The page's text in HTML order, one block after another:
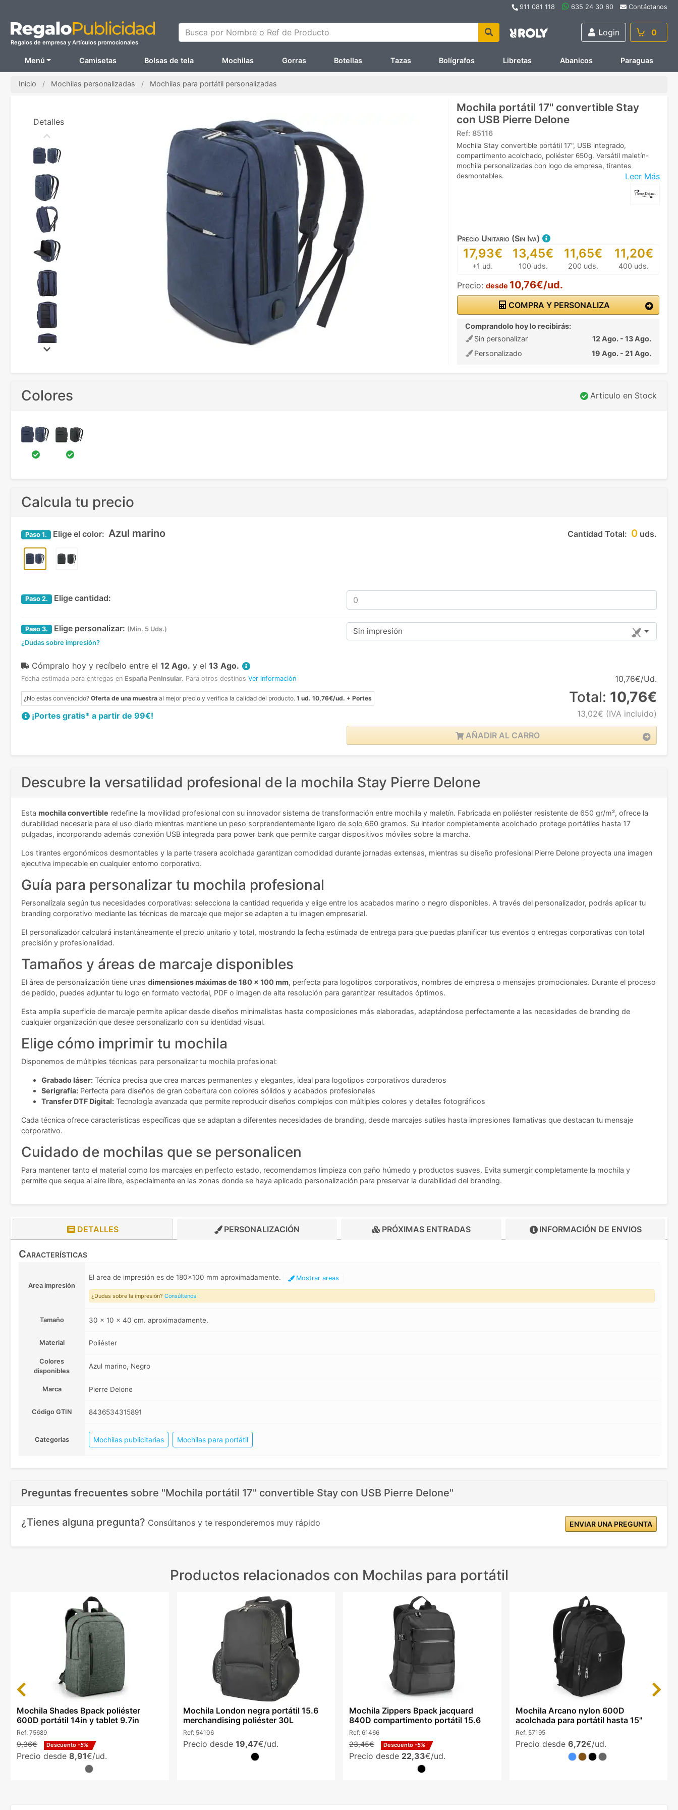
911 081 118 635 24 30 60 Contáctanos
Regalos de empresa y Artículos promocionales
Busca por Nombre o Ref de Producto Login 0
Menú Camisetas Bolsas de tela Mochilas Gorras Botellas Tazas Bolígrafos Libretas Abanicos Paraguas
Inicio Mochilas personalizadas Mochilas para portátil personalizadas
Mochila portátil 17" convertible Stay
con USB Pierre Delone
Ref: 85116
Leer Más
Mochila Stay convertible portátil 17", USB integrado,
compartimento acolchado, poliéster 650g. Versátil maletín-
mochila personalizadas con logo de empresa, tirantes
desmontables.
Precio Unitario (Sin Iva)
17,93€
+1 ud.
13,45€
100 uds.
11,65€
200 uds.
11,20€
400 uds.
Precio: desde 10,76€/ud.
COMPRA Y PERSONALIZA
Comprandolo hoy lo recibirás:
Sin personalizar
12 Ago. - 13 Ago.
Personalizado
19 Ago. - 21 Ago.
Detalles
Colores Articulo en Stock
Calcula tu precio
Cantidad Total: 0 uds.
Paso 1. Elige el color: Azul marino
Paso 2. Elige cantidad:
Paso 3. Elige personalizar: (Min. 5 Uds.)
¿Dudas sobre impresión?
Sin impresión
Cómpralo hoy y recíbelo entre el 12 Ago. y el 13 Ago.
Fecha estimada para entregas en España Peninsular. Para otros destinos Ver Información
¿No estas convencido? Oferta de una muestra al mejor precio y verifica la calidad del producto. 1 ud. 10,76€/ud. + Portes
¡Portes gratis* a partir de 99€!
10,76€/Ud.
Total: 10,76€
13,02€ (IVA incluido)
AÑADIR AL CARRO
Descubre la versatilidad profesional de la mochila Stay Pierre Delone
Esta mochila convertible redefine la movilidad profesional con su innovador sistema de transformación entre mochila y maletín. Fabricada en poliéster resistente de 650 gr/m², ofrece la
durabilidad necesaria para el uso diario mientras mantiene un peso sorprendentemente ligero de solo 660 gramos. Su interior completamente acolchado protege portátiles hasta 17
pulgadas, incorporando además conexión USB integrada para power bank que permite cargar dispositivos móviles sobre la marcha.
Los tirantes ergonómicos desmontables y la parte trasera acolchada garantizan comodidad durante jornadas extensas, mientras su diseño profesional Pierre Delone proyecta una imagen
ejecutiva impecable en cualquier entorno corporativo.
Guía para personalizar tu mochila profesional
Personalízala según tus necesidades corporativas: selecciona la cantidad requerida y elige entre los acabados marino o negro disponibles. A través del personalizador, podrás aplicar tu
branding corporativo mediante las técnicas de marcaje que mejor se adapten a tu imagen empresarial.
El personalizador calculará instantáneamente el precio unitario y total, mostrando la fecha estimada de entrega para que puedas planificar tus eventos o entregas corporativas con total
precisión y profesionalidad.
Tamaños y áreas de marcaje disponibles
El área de personalización tiene unas dimensiones máximas de 180 x 100 mm, perfecta para logotipos corporativos, nombres de empresa o mensajes promocionales. Durante el proceso
de pedido, puedes adjuntar tu logo en formato vectorial, PDF o imagen de alta resolución para garantizar resultados óptimos.
Esta amplia superficie de marcaje permite aplicar desde diseños minimalistas hasta composiciones más elaboradas, adaptándose perfectamente a las necesidades de branding de
cualquier organización que desee personalizarlo con su identidad visual.
Elige cómo imprimir tu mochila
Disponemos de múltiples técnicas para personalizar tu mochila profesional:
Grabado láser: Técnica precisa que crea marcas permanentes y elegantes, ideal para logotipos corporativos duraderos
Serigrafía: Perfecta para diseños de gran cobertura con colores sólidos y acabados profesionales
Transfer DTF Digital: Tecnología avanzada que permite reproducir diseños complejos con múltiples colores y detalles fotográficos
Cada técnica ofrece características específicas que se adaptan a diferentes necesidades de branding, desde marcajes sutiles hasta impresiones llamativas que destacan tu mensaje
corporativo.
Cuidado de mochilas que se personalicen
Para mantener tanto el material como los marcajes en perfecto estado, recomendamos limpieza con paño húmedo y productos suaves. Evita sumergir completamente la mochila y
permite que seque al aire libre, especialmente en las zonas donde se haya aplicado personalización para preservar la durabilidad del branding.
DETALLES PERSONALIZACIÓN PRÓXIMAS ENTRADAS INFORMACIÓN DE ENVIOS
Características
Area impresión
El area de impresión es de 180x100 mm aproximadamente. Mostrar areas
¿Dudas sobre la impresión? Consúltenos
Tamaño 30 x 10 x 40 cm. aproximadamente.
Material Poliéster
Colores
disponibles
Azul marino, Negro
Marca Pierre Delone
Código GTIN 8436534315891
Categorias Mochilas publicitarias Mochilas para portátil
Preguntas frecuentes sobre "Mochila portátil 17" convertible Stay con USB Pierre Delone"
¿Tienes alguna pregunta? Consúltanos y te responderemos muy rápido ENVIAR UNA PREGUNTA
Productos relacionados con Mochilas para portátil
Mochila Shades Bpack poliéster
600D portátil 14in y tablet 9.7in
Ref: 75689
9,36€ Descuento -5%
Precio desde 8,91€/ud.
Mochila London negra portátil 15.6
merchandising poliéster 30L
Ref: 54106
Precio desde 19,47€/ud.
Mochila Zippers Bpack jacquard
840D compartimento portátil 15.6
Ref: 61466
23,45€ Descuento -5%
Precio desde 22,33€/ud.
Mochila Arcano nylon 600D
acolchada para portátil hasta 15"
Ref: 57195
Precio desde 6,72€/ud.
Previous Next